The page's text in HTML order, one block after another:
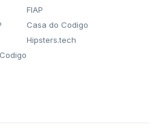
FIAP
Casa do Codigo
Hipsters.tech